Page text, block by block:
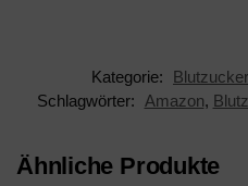
Kategorie:
Schlagwörter:
Amazon,
Ähnliche Produkte